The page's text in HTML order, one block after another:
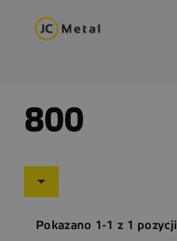
800

Pokazano 1-1 z 1 pozycji